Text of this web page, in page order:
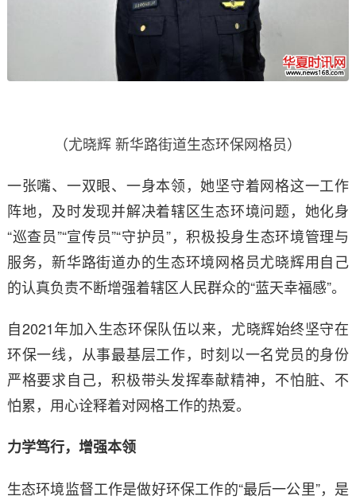
（尤晓辉 新华路街道生态环保网格员）
一张嘴、一双眼、一身本领，她坚守着网格这一工作
阵地，及时发现并解决着辖区生态环境问题，她化身
“巡查员”“宣传员”“守护员”，积极投身生态环境管理与
服务，新华路街道办的生态环境网格员尤晓辉用自己
的认真负责不断增强着辖区人民群众的“蓝天幸福感”。
自2021年加入生态环保队伍以来，尤晓辉始终坚守在
环保一线，从事最基层工作，时刻以一名党员的身份
严格要求自己，积极带头发挥奉献精神，不怕脏、不
怕累，用心诠释着对网格工作的热爱。
力学笃行，增强本领
生态环境监督工作是做好环保工作的“最后一公里”，是